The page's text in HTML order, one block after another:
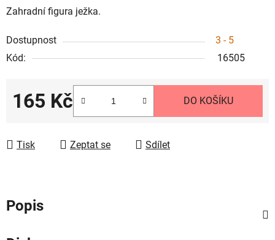
Zahradní figura ježka.
Dostupnost
3 - 5
Kód:
16505
165 Kč DO KOŠÍKU
Tisk Zeptat se Sdílet
Popis